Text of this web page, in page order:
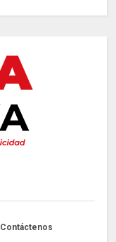
Contáctenos